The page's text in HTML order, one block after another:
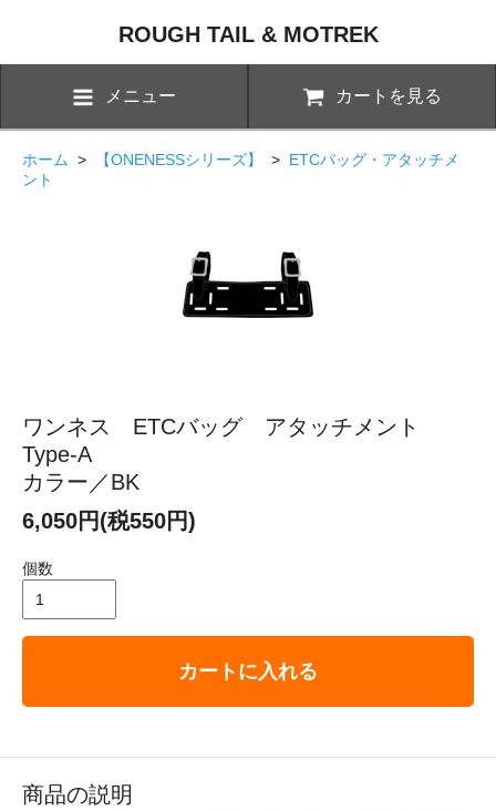
ROUGH TAIL & MOTREK
メニュー カートを見る
ホーム > 【ONENESSシリーズ】 > ETCバッグ・アタッチメ
ント
ワンネス ETCバッグ アタッチメント
Type-A
カラー／BK
6,050円(税550円)
個数
カートに入れる
商品の説明